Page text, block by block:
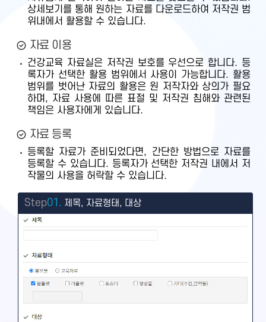
상세보기를 통해 원하는 자료를 다운로드하여 저작권 범
위내에서 활용할 수 있습니다.
자료 이용
건강교육 자료실은 저작권 보호를 우선으로 합니다. 등
록자가 선택한 활용 범위에서 사용이 가능합니다. 활용
범위를 벗어난 자료의 활용은 원 저작자와 상의가 필요
하며, 자료 사용에 따른 표절 및 저작권 침해와 관련된
책임은 사용자에게 있습니다.
자료 등록
등록할 자료가 준비되었다면, 간단한 방법으로 자료를
등록할 수 있습니다. 등록자가 선택한 저작권 내에서 저
작물의 사용을 허락할 수 있습니다.
Step01. 제목, 자료형태, 대상